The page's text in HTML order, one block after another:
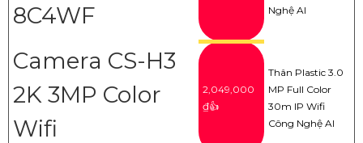
8C4WF
Nghệ AI
Camera CS-H3
2K 3MP Color
Wifi
2,049,000
₫👍
Thân Plastic 3.0
MP Full Color
30m IP Wifi
Công Nghệ AI